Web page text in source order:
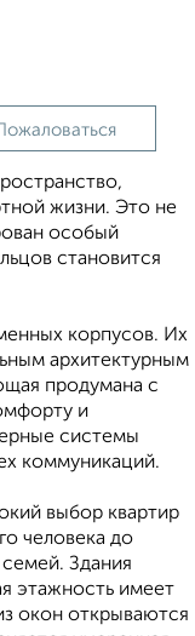
жизни. Это не
особый
становится
корпусов. Их
архитектурным
продумана с
и
системы
коммуникаций.
выбор квартир
человека до
Здания
этажность имеет
окон открываются